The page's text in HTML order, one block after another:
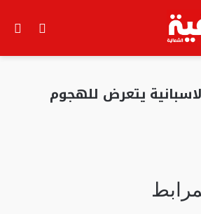
الوضع
يتعرض للهجوم